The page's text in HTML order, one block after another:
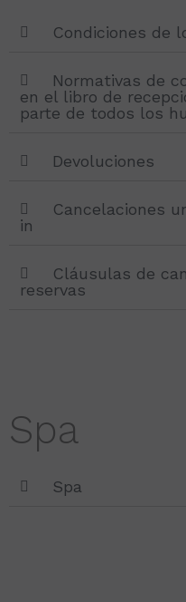
Condiciones de
Normativas de
en el libro de
parte de todos los
Devoluciones
Cancelaciones
in
Cláusulas de
reservas
Spa
Spa